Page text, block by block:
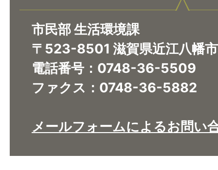
市民部 生活環境課
〒523-8501 滋賀県近江八幡
電話番号：0748-36-5509
ファクス：0748-36-5882
メールフォームによるお問い